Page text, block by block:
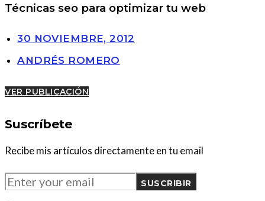
Técnicas seo para optimizar tu web
30 NOVIEMBRE, 2012
ANDRÉS ROMERO
VER PUBLICACIÓN
Suscríbete
Recibe mis artículos directamente en tu email
SUSCRIBIR